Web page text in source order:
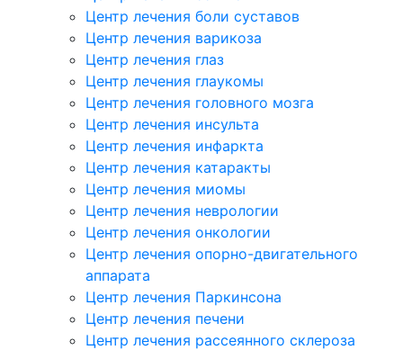
Центр лечения боли суставов
Центр лечения варикоза
Центр лечения глаз
Центр лечения глаукомы
Центр лечения головного мозга
Центр лечения инсульта
Центр лечения инфаркта
Центр лечения катаракты
Центр лечения миомы
Центр лечения неврологии
Центр лечения онкологии
Центр лечения опорно-двигательного
аппарата
Центр лечения Паркинсона
Центр лечения печени
Центр лечения рассеянного склероза